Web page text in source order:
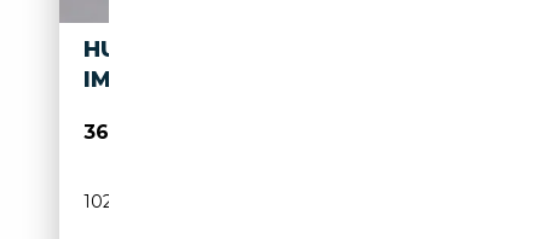
HUMMER H2 ISCRITTA ASI
IMPIANTO GAS NUOVO
36 500€
102 000 km